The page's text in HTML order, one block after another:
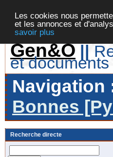
Les cookies nous
et les annonces et
savoir plus
Gen&O ||
et
Navigation
Bonnes
Recherche directe